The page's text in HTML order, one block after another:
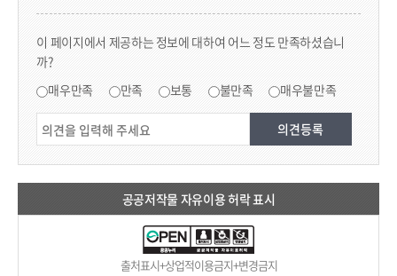
이 페이지에서 제공하는 정보에 대하여 어느 정도 만족하셨습니
까?
매우만족 만족 보통 불만족 매우불만족
공공저작물 자유이용 허락 표시
출처표시+상업적이용금지+변경금지